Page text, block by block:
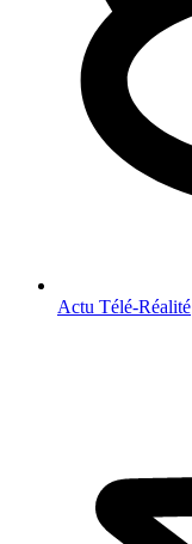
Actu Télé-Réalité